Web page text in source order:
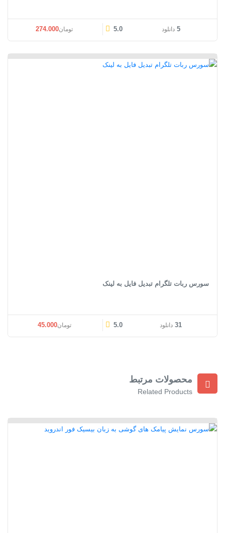
5 دانلود 5.0 قیمت اصلی: تومان274.000 بود.
تومان274.000قیمت فعلی:
سورس ربات تلگرام تبدیل فایل به لینک
31 دانلود 5.0 تومان45.000
محصولات مرتبط
Related Products